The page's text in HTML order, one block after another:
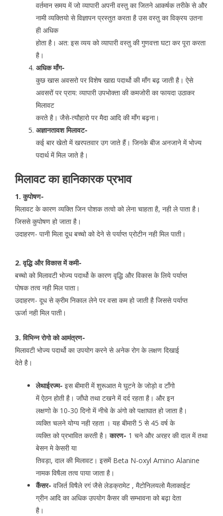
वर्तमान समय में जो व्यापारी अपनी वस्तु का जितने आकर्षक तरीके से और
नामी व्यक्तियो से विज्ञापन प्रस्तुत करता है उस वस्तु का विक्रय उतना
ही अधिक
होता है। अत: इस व्यय को व्यापारी वस्तु की गुणवत्ता घटा कर पूरा करता
है।
अधिक माँग-
कुछ खास अवसरो पर विशेष खाद्य पदार्थो की माँग बढ़ जाती है। ऐसे
अवसरों पर प्राय: व्यापारी उपभोक्ता की कमजोरी का फायदा उठाकर
मिलावट
करते है। जैसे-त्यौहारो पर मैदा आदि की माँग बढ़ना।
अज्ञानतावश मिलावट-
कई बार खेतो में खरपतवार उग जाते हैं। जिनके बीज अनजाने में भोज्य
पदार्थ में मिल जाते है।
मिलावट का हानिकारक प्रभाव
1. कुपोषण-
मिलावट के कारण व्यक्ति जिन पोशक तत्वो को लेना चाहता है, नही ले पाता है।
जिससे कुपोषण हो जाता है।
उदाहरण- पानी मिला दूध बच्चो को देने से पर्याप्त प्रोटीन नही मिल पाती।
2. वृद्धि और विकास में कमी-
बच्चो को मिलावटी भोज्य पदार्थो के कारण वृद्धि और विकास के लिये पर्याप्त
पोषक तत्व नही मिल पाता।
उदाहरण- दूध से क्रीम निकाल लेने पर वसा कम हो जाती है जिससे पर्याप्त
ऊर्जा नही मिल पाती।
3. विभिन्न रोगो को आमंत्रण-
मिलावटी भोज्य पदार्थो का उपयोग करने से अनेक रोग के लक्षण दिखाई
देते है।
लेथाईरज्म- इस बीमारी में शुरूआत मे घुटने के जोड़ो व टाँगो
में ऐठन होती है। जाँघो तथा टखने में दर्द रहता है। और इन
लक्षणो के 10-30 दिनो में नीचे के अंगो को पक्षाघात हो जाता है।
व्यक्ति चलने योग्य नही रहता । यह बीमारी 5 से 45 वर्ष के
व्यक्ति को प्रभावित करती है।कारण- 1 चने और अरहर की दाल में तथा
बेसन मे केसरी या
तिवड़ा, दाल की मिलावट। इसमें Beta N-oxyl Amino Alanine
नामक विषैला तत्व पाया जाता है।
कैंसर- वजिर्त विषैले रगं जैसे लेडक्रामेट , मैटोनिलयलो मैलाकाईट
ग्रीन आदि का अधिक उपयोग कैसर की सम्भावना को बढ़ा देता
है।